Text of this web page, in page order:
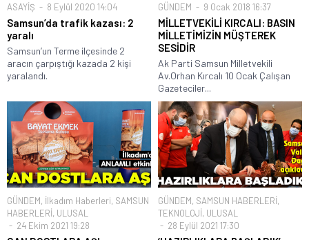
ASAYİŞ 8 Eylül 2020 14:04
Samsun’da trafik kazası: 2
yaralı
Samsun’un Terme ilçesinde 2
aracın çarpıştığı kazada 2 kişi
yaralandı.
GÜNDEM 9 Ocak 2018 16:37
MİLLETVEKİLİ KIRCALI: BASIN
MİLLETİMİZİN MÜŞTEREK
SESİDİR
Ak Parti Samsun Milletvekili
Av.Orhan Kırcalı 10 Ocak Çalışan
Gazeteciler...
GÜNDEM, İlkadım Haberleri, SAMSUN
HABERLERİ, ULUSAL
24 Ekim 2021 19:28
GÜNDEM, SAMSUN HABERLERİ,
TEKNOLOJİ, ULUSAL
28 Eylül 2021 17:30